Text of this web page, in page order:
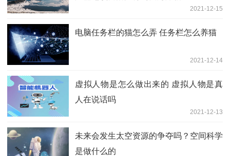
2021-12-15
电脑任务栏的猫怎么弄 任务栏怎么养猫
2021-12-14
虚拟人物是怎么做出来的 虚拟人物是真
人在说话吗
2021-12-13
未来会发生太空资源的争夺吗？空间科学
是做什么的